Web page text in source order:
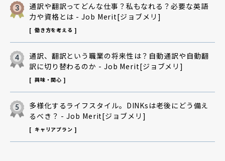
通訳や翻訳ってどんな仕事？私もなれる？必要な英語
力や資格とは - Job Merit[ジョブメリ]
働き方を考える
通訳、翻訳という職業の将来性は？自動通訳や自動翻
訳に切り替わるのか - Job Merit[ジョブメリ]
興味・関心
多様化するライフスタイル。DINKsは老後にどう備え
るべき？ - Job Merit[ジョブメリ]
キャリアプラン